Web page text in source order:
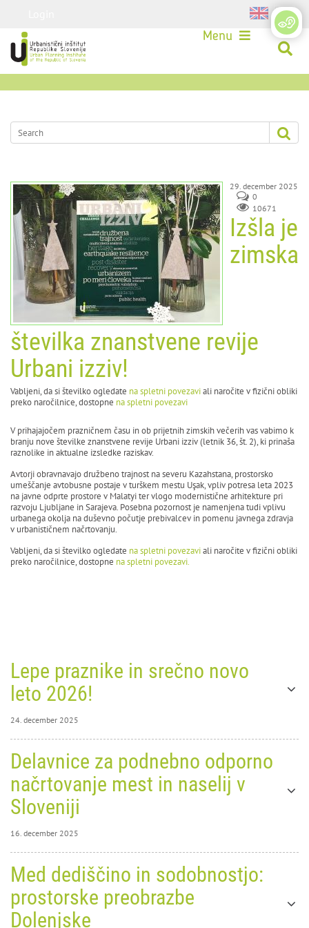
Menu
29. december 2025
0
10671
Izšla je
zimska
številka znanstvene revije
Urbani izziv!
Vabljeni, da si številko ogledate na spletni povezaviali naročite v fizični obliki
preko naročilnice, dostopne na spletni povezavi
V prihajajočem prazničnem času in ob prijetnih zimskih večerih vas vabimo k
branju nove številke znanstvene revije Urbani izziv (letnik 36, št. 2), ki prinaša
raznolike in aktualne izsledke raziskav.
Avtorji obravnavajo družbeno trajnost na severu Kazahstana, prostorsko
umeščanje avtobusne postaje v turškem mestu Uşak, vpliv potresa leta 2023
na javne odprte prostore v Malatyi ter vlogo modernistične arhitekture pri
razvoju Ljubljane in Sarajeva. Posebna pozornost je namenjena tudi vplivu
urbanega okolja na duševno počutje prebivalcev in pomenu javnega zdravja
v urbanističnem načrtovanju.
Vabljeni, da si številko ogledate na spletni povezaviali naročite v fizični obliki
preko naročilnice, dostopne na spletni povezavi.
Lepe praznike in srečno novo
leto 2026!
24. december 2025
0
Lepe
praznike in srečno novo leto
Delavnice za podnebno odporno
načrtovanje mest in naselij v
Sloveniji
16. december 2025
16. december 2025
0
Med dediščino in sodobnostjo:
prostorske preobrazbe
Dolenjske